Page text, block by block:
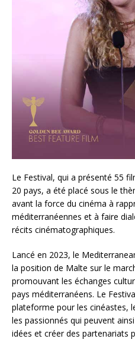
Le Festival, qui a présenté 55
20 pays, a été placé sous le
avant la force du cinéma à
méditerranéennes et à faire
récits cinématographiques.
Lancé en 2023, le
la position de Malte sur le
promouvant les échanges
pays méditerranéens. Le
plateforme pour les cinéastes,
les passionnés qui peuvent
idées et créer des partenariats